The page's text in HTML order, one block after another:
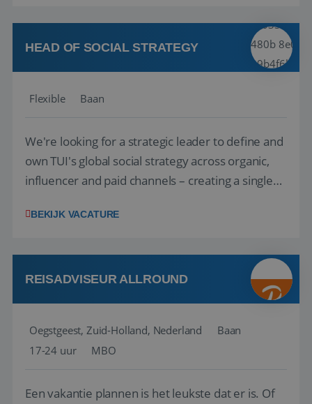
deze onderdelen zijn nu samen gevoegd...
HEAD OF SOCIAL STRATEGY
Flexible Baan
We're looking for a strategic leader to define and
own TUI's global social strategy across organic,
influencer and paid channels – creating a single
locally. The role will be published until 18 August
Attractive remuneration, discre...
BEKIJK VACATURE
REISADVISEUR ALLROUND
Oegstgeest, Zuid-Holland, Nederland
Baan
17-24 uur
MBO
Een vakantie plannen is het leukste dat er is. Of